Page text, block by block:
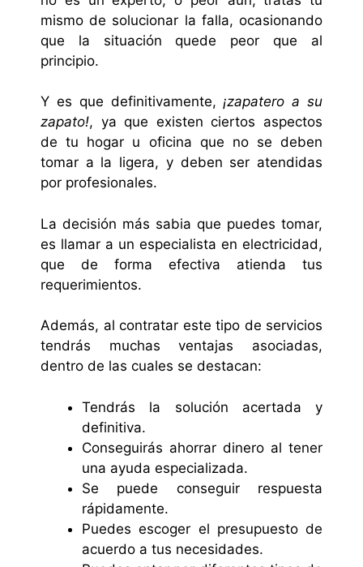
mismo de solucionar la falla, ocasionando
que la situación quede peor que al
principio.
Y es que definitivamente, ¡zapatero a su
zapato!, ya que existen ciertos aspectos
de tu hogar u oficina que no se deben
tomar a la ligera, y deben ser atendidas
por profesionales.
La decisión más sabia que puedes tomar,
es llamar a un especialista en electricidad,
que de forma efectiva atienda tus
requerimientos.
Además, al contratar este tipo de servicios
tendrás muchas ventajas asociadas,
dentro de las cuales se destacan:
Tendrás la solución acertada y
definitiva.
Conseguirás ahorrar dinero al tener
una ayuda especializada.
Se puede conseguir respuesta
rápidamente.
Puedes escoger el presupuesto de
acuerdo a tus necesidades.